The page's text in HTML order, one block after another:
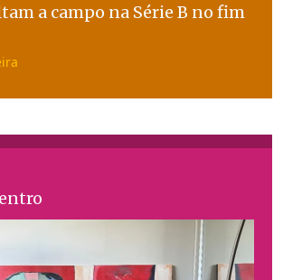
a campo na Série B no fim